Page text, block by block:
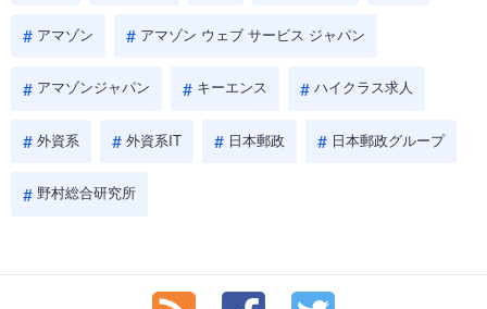
アマゾン アマゾン ウェブ サービス ジャパン
アマゾンジャパン キーエンス ハイクラス求人
外資系 外資系IT 日本郵政 日本郵政グループ
野村総合研究所